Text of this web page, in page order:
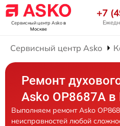
Сервисный центр Askoв
Москве
+7
Сервисный центр Asko
Ремонт
Asko OP8687A
Выполняем ремонт Asko
неисправностей любой